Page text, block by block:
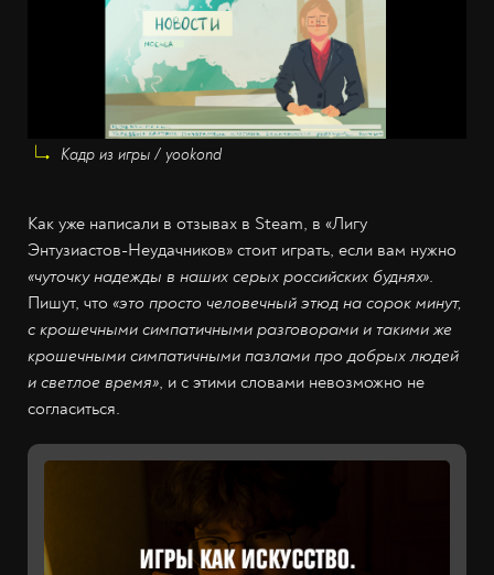
Кадр из игры / yookond
Как уже написали в отзывах в Steam, в «Лигу
Энтузиастов-Неудачников» стоит играть, если вам нужно
«‎чуточку надежды в наших серых российских буднях».
Пишут, что «это просто человечный этюд на сорок минут,
с крошечными симпатичными разговорами и такими же
крошечными симпатичными пазлами про добрых людей
и светлое время», и с этими словами невозможно не
согласиться.